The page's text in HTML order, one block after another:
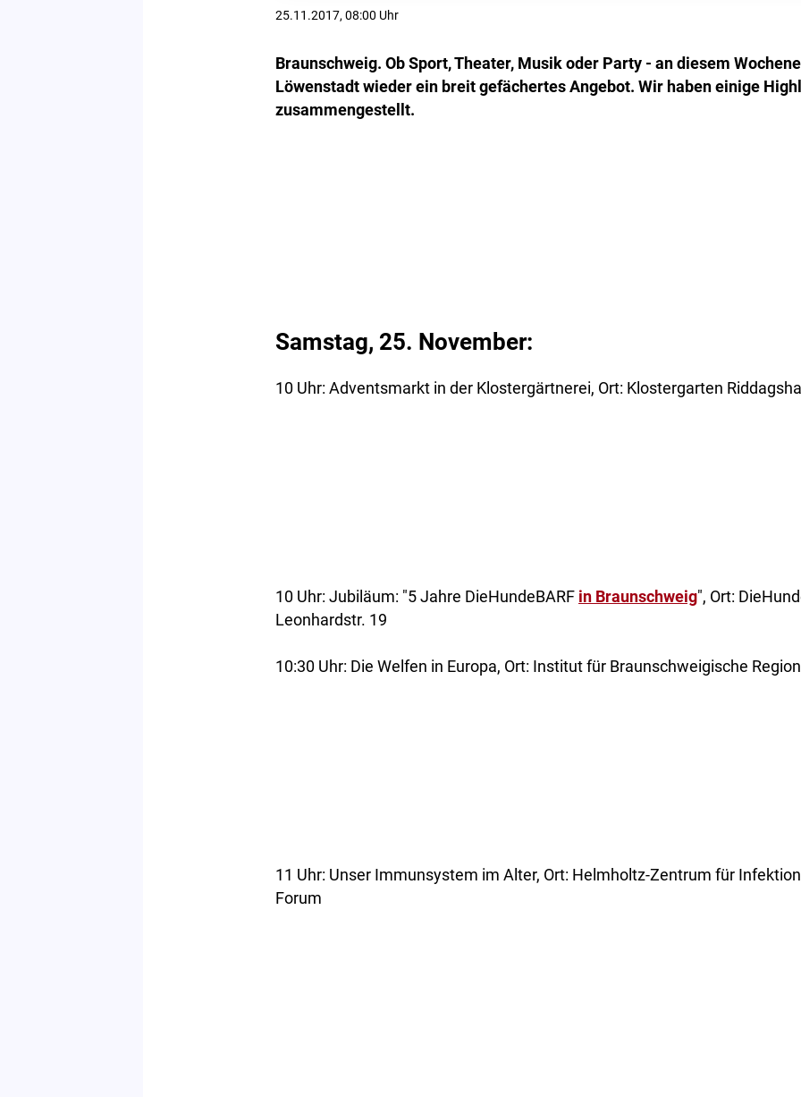
25.11.2017, 08:00 Uhr
Braunschweig. Ob Sport, Theater, Musik oder Party - an diesem
Löwenstadt wieder ein breit gefächertes Angebot. Wir haben einige
zusammengestellt.
Samstag, 25. November:
10 Uhr: Adventsmarkt in der Klostergärtnerei, Ort: Klostergarten
10 Uhr: Jubiläum: "5 Jahre DieHundeBARF in Braunschweig", Ort:
Leonhardstr. 19
10:30 Uhr: Die Welfen in Europa, Ort: Institut für Braunschweigische
11 Uhr: Unser Immunsystem im Alter, Ort: Helmholtz-Zentrum für
Forum